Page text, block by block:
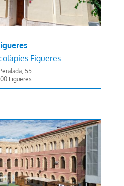
Figueres
55
Figueres